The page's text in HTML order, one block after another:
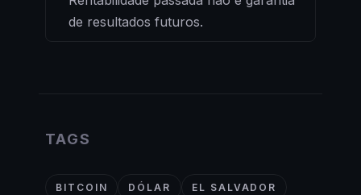
de resultados futuros.
TAGS
BITCOIN DÓLAR EL SALVADOR